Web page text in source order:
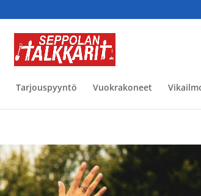
Tarjouspyyntö Vuokrakoneet